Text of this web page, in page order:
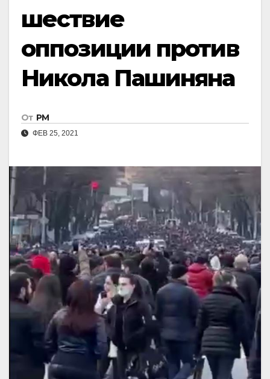
шествие
оппозиции против
Никола Пашиняна
От РМ
ФЕВ 25, 2021